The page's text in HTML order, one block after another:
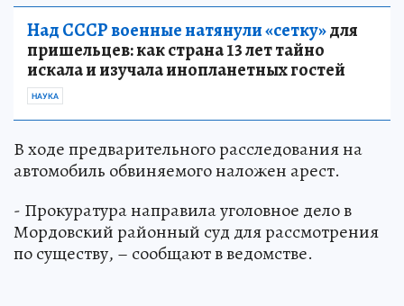
Над СССР военные натянули «сетку»для
пришельцев: как страна 13 лет тайно
искала и изучала инопланетных гостей
НАУКА
В ходе предварительного расследования на
автомобиль обвиняемого наложен арест.
- Прокуратура направила уголовное дело в
Мордовский районный суд для рассмотрения
по существу, – сообщают в ведомстве.